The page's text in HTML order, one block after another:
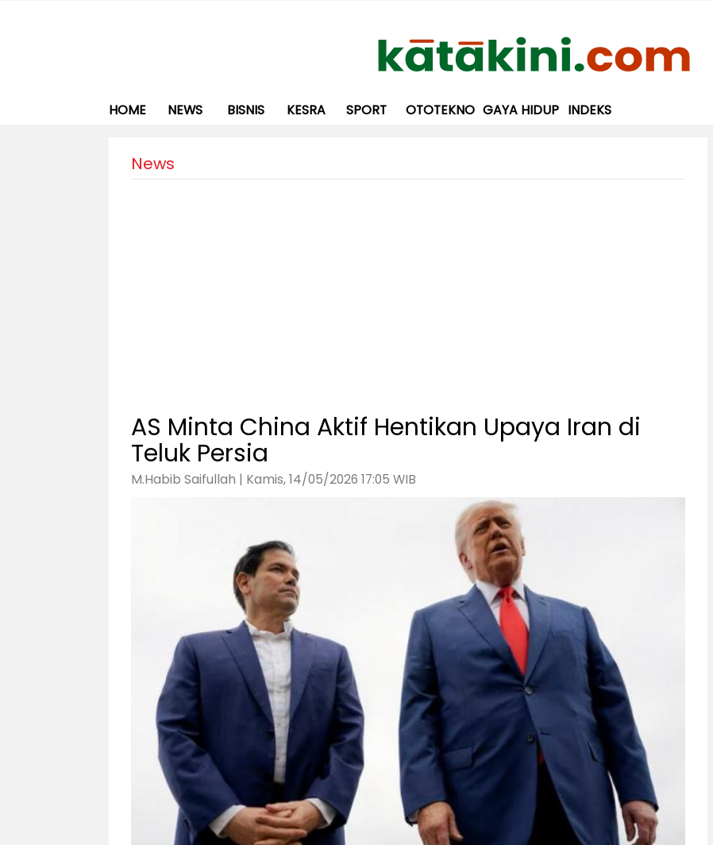
HOME NEWS BISNIS KESRA SPORT OTOTEKNO GAYA HIDUP INDEKS
News
AS Minta China Aktif Hentikan Upaya Iran di
Teluk Persia
M.Habib Saifullah | Kamis, 14/05/2026 17:05 WIB